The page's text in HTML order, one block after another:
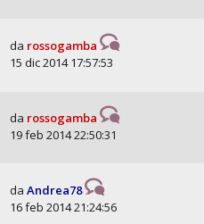
da rossogamba
15 dic 2014 17:57:53
da rossogamba
19 feb 2014 22:50:31
da Andrea78
16 feb 2014 21:24:56